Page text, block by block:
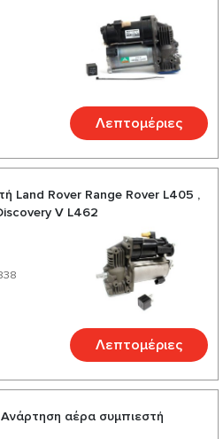
Λεπτομέριες
Land Rover Range Rover L405 ,
V L462
Λεπτομέριες
αέρα συμπιεστή